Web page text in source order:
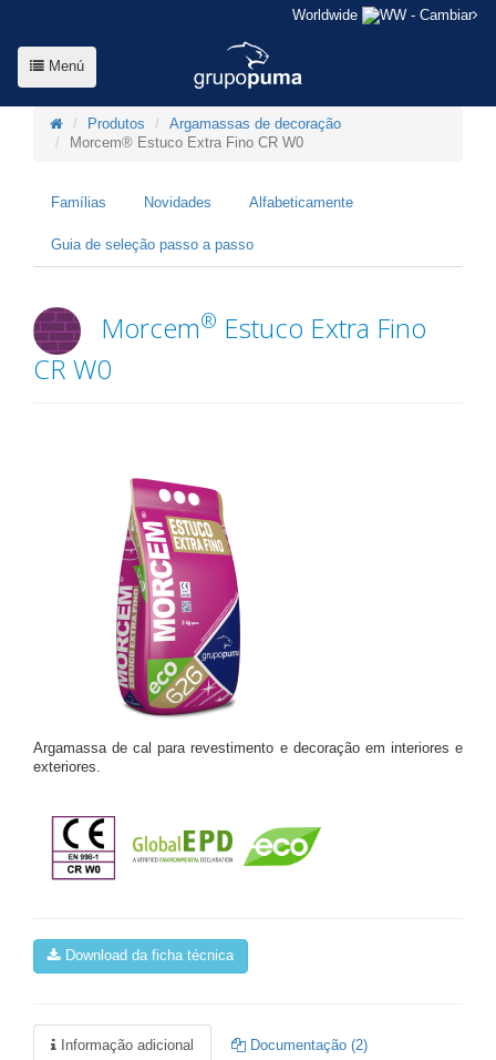
Worldwide - Cambiar
Menú
Produtos
Argamassas de decoração
Morcem® Estuco Extra Fino CR W0
Famílias Novidades Alfabeticamente
Guia de seleção passo a passo
Morcem® Estuco Extra Fino
CR W0
Argamassa de cal para revestimento e decoração em interiores e
exteriores.
Download da ficha técnica
Informação adicional Documentação (2)